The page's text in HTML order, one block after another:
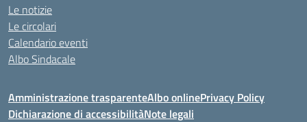
Le notizie
Le circolari
Calendario eventi
Albo Sindacale
Amministrazione trasparenteAlbo onlinePrivacy Policy
Dichiarazione di accessibilitàNote legali